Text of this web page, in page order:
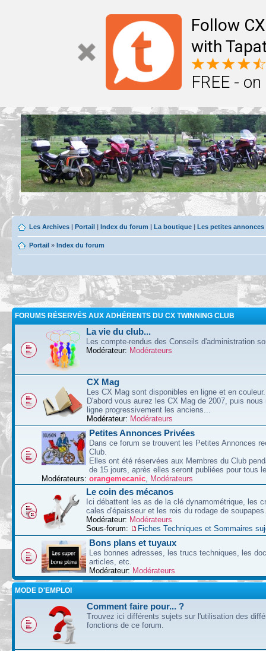
Follow
with
FREE -
Les Archives | Portail | Index du forum | La boutique | Les petites
Portail » Index du forum
FORUMS RÉSERVÉS AUX ADHÉRENTS DU CX TWINNING CLUB
La vie du club...
Les compte-rendus des Conseils d'administration
Modérateur: Modérateurs
CX Mag
Les CX Mag sont disponibles en ligne et en couleur.
D'abord vous aurez les CX Mag de 2007, puis nous
ligne progressivement les anciens...
Modérateur: Modérateurs
Petites Annonces Privées
Dans ce forum se trouvent les Petites Annonces
Club.
Elles ont été réservées aux Membres du Club
de 15 jours, après elles seront publiées pour tous
Modérateurs: orangemecanic, Modérateurs
Le coin des mécanos
Ici débattent les as de la clé dynamométrique, les
cales d'épaisseur et les rois du rodage de soupapes.
Modérateur: Modérateurs
Sous-forum:
Fiches Techniques et Sommaires
Bons plans et tuyaux
Les bonnes adresses, les trucs techniques, les
articles, etc.
Modérateur: Modérateurs
MODE D'EMPLOI
Comment faire pour... ?
Trouvez ici différents sujets sur l'utilisation des
fonctions de ce forum.